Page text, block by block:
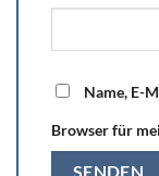
Name, E-
Browser für